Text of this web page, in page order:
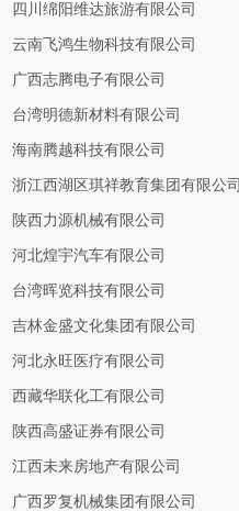
四川绵阳维达旅游有限公司
云南飞鸿生物科技有限公司
广西志腾电子有限公司
台湾明德新材料有限公司
海南腾越科技有限公司
浙江西湖区琪祥教育集团有限公司
陕西力源机械有限公司
河北煌宇汽车有限公司
台湾晖览科技有限公司
吉林金盛文化集团有限公司
河北永旺医疗有限公司
西藏华联化工有限公司
陕西高盛证券有限公司
江西未来房地产有限公司
广西罗复机械集团有限公司